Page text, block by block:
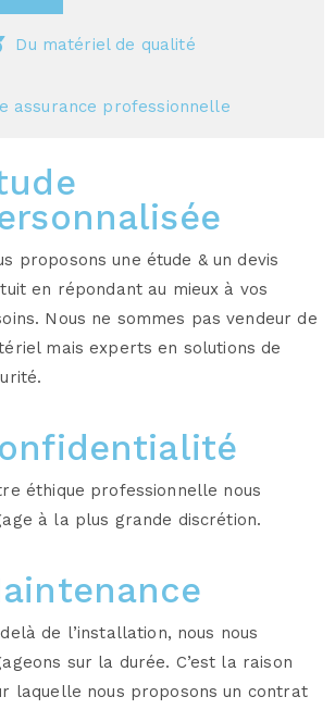
Du matériel de qualité
assurance professionnelle
proposons une étude & un devis
en répondant au mieux à vos
Nous ne sommes pas vendeur de
mais experts en solutions de
éthique professionnelle nous
à la plus grande discrétion.
de l’installation, nous nous
sur la durée. C’est la raison
laquelle nous proposons un contrat